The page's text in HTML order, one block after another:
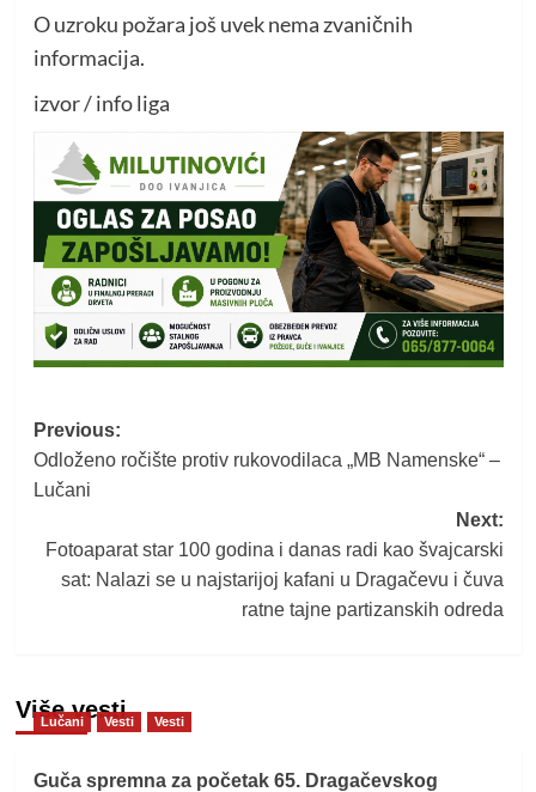
O uzroku požara još uvek nema zvaničnih
informacija.
izvor / info liga
Post
navigation
Previous:
Odloženo ročište protiv rukovodilaca „MB Namenske“ –
Lučani
Next:
Fotoaparat star 100 godina i danas radi kao švajcarski
sat: Nalazi se u najstarijoj kafani u Dragačevu i čuva
ratne tajne partizanskih odreda
Više vesti
Lučani Vesti Vesti
Guča spremna za početak 65. Dragačevskog